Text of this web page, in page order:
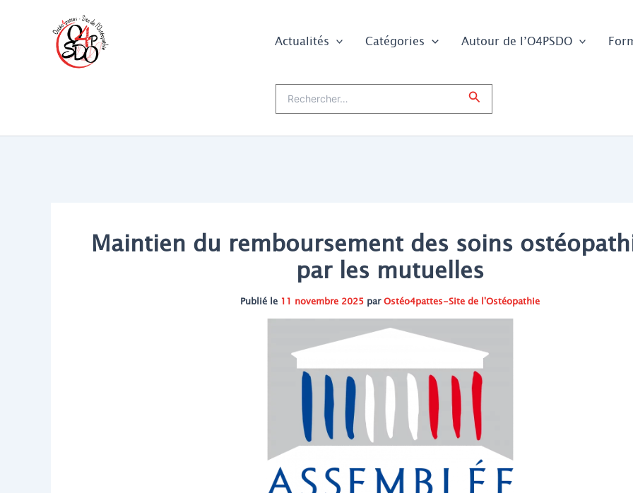
Actualités Catégories Autour de l’O4PSDO
Rechercher
Maintien du remboursement des soins
par les mutuelles
Publié le 11 novembre 2025 parOstéo4pattes-Site de l'Ostéopathie